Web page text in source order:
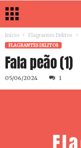
Início Flagrantes Delitos
FLAGRANTES DELITOS
Fala peão (1)
05/06/2024 1